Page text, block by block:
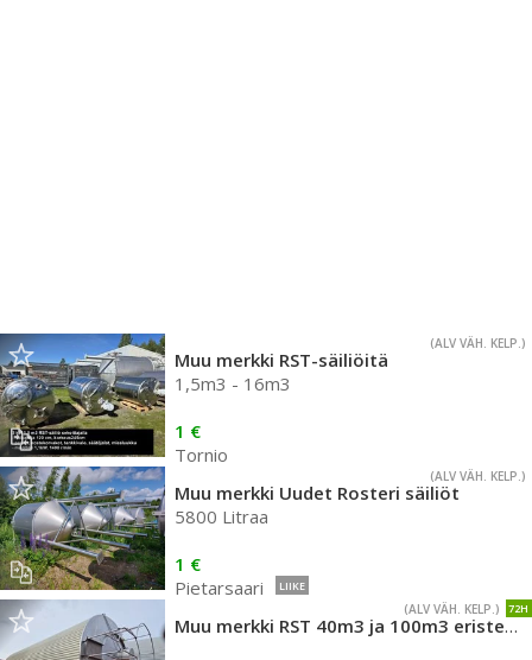
(ALV VÄH. KELP.)
Muu merkki RST-säiliöitä
1,5m3 - 16m3
1 €
Tornio
(ALV VÄH. KELP.)
Muu merkki Uudet Rosteri säiliöt
5800 Litraa
1 €
Pietarsaari
LIIKE
72H
(ALV VÄH. KELP.)
Muu merkki RST 40m3 ja 100m3 eristetty